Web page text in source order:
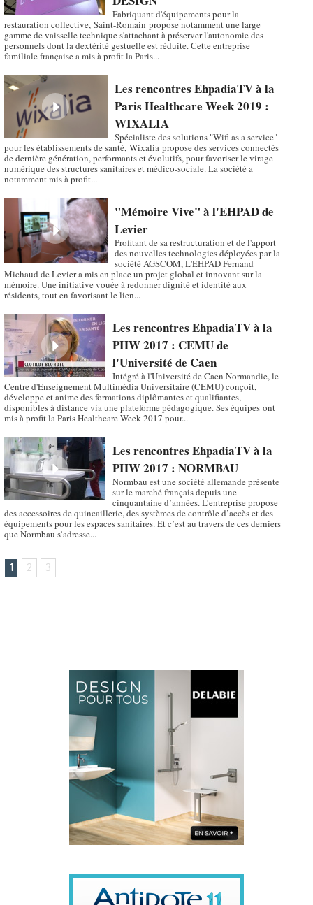
Fabriquant d'équipements pour la
restauration collective, Saint-Romain propose notamment une large
gamme de vaisselle technique s'attachant à préserver l'autonomie des
personnels dont la dextérité gestuelle est réduite. Cette entreprise
familiale française a mis à profit la Paris...
Les rencontres EhpadiaTV à la
Paris Healthcare Week 2019 :
WIXALIA
Spécialiste des solutions "Wifi as a service"
pour les établissements de santé, Wixalia propose des services connectés
de dernière génération, performants et évolutifs, pour favoriser le virage
numérique des structures sanitaires et médico-sociale. La société a
notamment mis à profit...
"Mémoire Vive" à l'EHPAD de
Levier
Profitant de sa restructuration et de l'apport
des nouvelles technologies déployées par la
société AGSCOM, L'EHPAD Fernand
Michaud de Levier a mis en place un projet global et innovant sur la
mémoire. Une initiative vouée à redonner dignité et identité aux
résidents, tout en favorisant le lien...
Les rencontres EhpadiaTV à la
PHW 2017 : CEMU de
l'Université de Caen
Intégré à l'Université de Caen Normandie, le
Centre d'Enseignement Multimédia Universitaire (CEMU) conçoit,
développe et anime des formations diplômantes et qualifiantes,
disponibles à distance via une plateforme pédagogique. Ses équipes ont
mis à profit la Paris Healthcare Week 2017 pour...
Les rencontres EhpadiaTV à la
PHW 2017 : NORMBAU
Normbau est une société allemande présente
sur le marché français depuis une
cinquantaine d’années. L’entreprise propose
des accessoires de quincaillerie, des systèmes de contrôle d’accès et des
équipements pour les espaces sanitaires. Et c’est au travers de ces derniers
que Normbau s’adresse...
1 2 3